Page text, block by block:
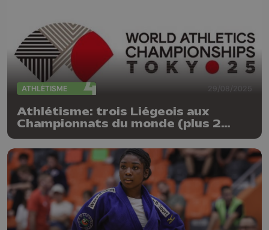
ATHLÉTISME 29/08/2025
Athlétisme: trois Liégeois aux
Championnats du monde (plus 2
d'adoption)